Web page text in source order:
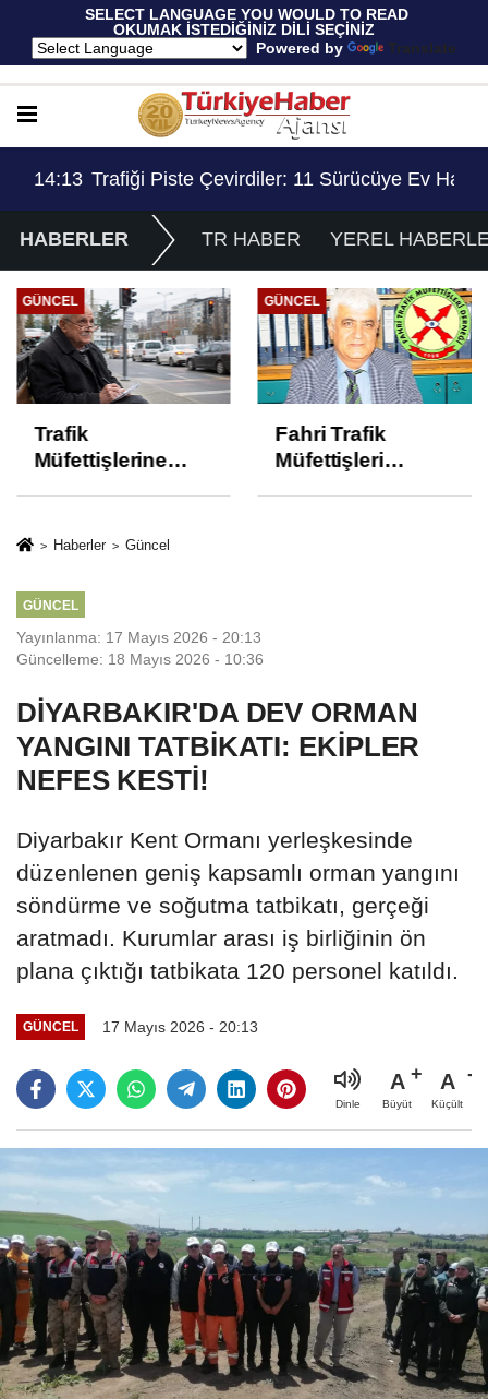
SELECT LANGUAGE YOU WOULD TO READ
OKUMAK İSTEDİĞİNİZ DİLİ SEÇİNİZ
Powered by
Translate
Adil Mi..?
14:13 Trafiği Piste Çevirdiler: 11 Sürücüye Ev
HABERLER TR HABER YEREL
GÜNCEL
Trafik
Müfettişlerine
Mi..?
GÜNCEL
Fahri Trafik
Müfettişleri
Haberler Güncel
GÜNCEL
Yayınlanma: 17 Mayıs 2026 - 20:13
Güncelleme: 18 Mayıs 2026 - 10:36
DİYARBAKIR'DA DEV ORMAN
YANGINI TATBİKATI: EKİPLER
NEFES KESTİ!
Diyarbakır Kent Ormanı yerleşkesinde
düzenlenen geniş kapsamlı orman yangını
söndürme ve soğutma tatbikatı, gerçeği
aratmadı. Kurumlar arası iş birliğinin ön
plana çıktığı tatbikata 120 personel katıldı.
GÜNCEL 17 Mayıs 2026 - 20:13
Dinle
A
Büyüt
A
Küçült